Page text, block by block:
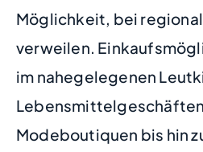
Möglichkeit, bei
verweilen.
im nahegelegenen
Modeboutiquen bis hin